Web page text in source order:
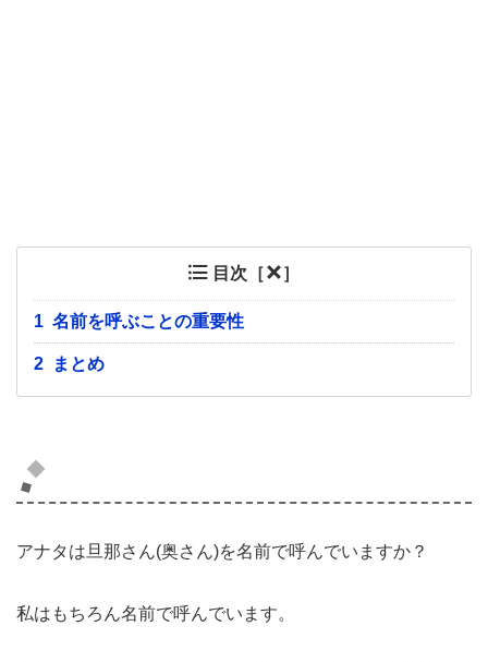
目次［ ］
1 名前を呼ぶことの重要性
2 まとめ
アナタは旦那さん(奥さん)を名前で呼んでいますか？
私はもちろん名前で呼んでいます。